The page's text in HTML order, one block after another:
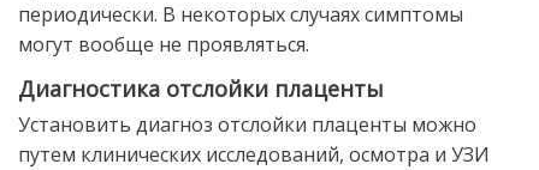
периодически. В некоторых случаях симптомы
могут вообще не проявляться.
Диагностика отслойки плаценты
Установить диагноз отслойки плаценты можно
путем клинических исследований, осмотра и УЗИ